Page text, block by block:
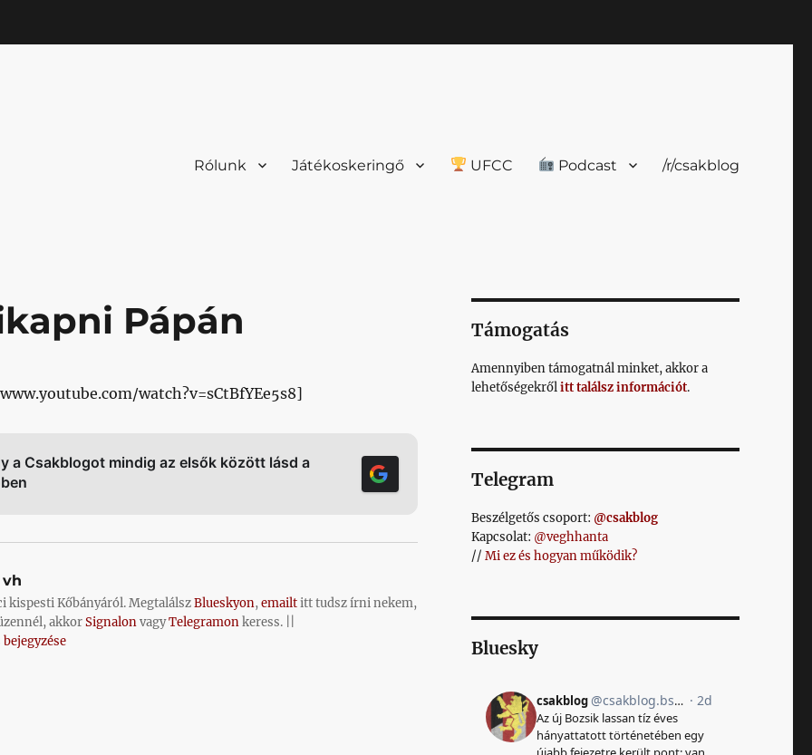
Rólunk Játékoskeringő UFCC Podcast /r/csakblog
Pápán
watch?v=sCtBfYEe5s8]
a Csakblogot mindig az elsők között lásd a
kispesti Kőbányáról. MegtalálszBlueskyon,emailtitt tudsz írni nekem,
akkorSignalonvagyTelegramonkeress. ||
Támogatás
Amennyiben támogatnál minket, akkor a
lehetőségekrőlitt találsz információt.
Telegram
Beszélgetős csoport: @csakblog
Kapcsolat: @veghhanta
// Mi ez és hogyan működik?
Bluesky